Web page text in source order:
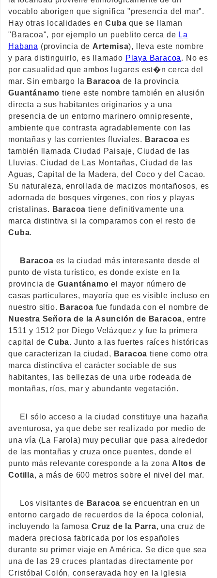
vocablo aborigen que significa "presencia del mar".
Hay otras localidades enCuba que se llaman
"Baracoa", por ejemplo un pueblito cerca de La
Habana (provincia de Artemisa), lleva este nombre
y para distinguirlo, es llamado Playa Baracoa. No es
por casualidad que ambos lugares est�n cerca del
mar. Sin embargo la Baracoa de la provincia
Guantánamo tiene este nombre también en alusión
directa a sus habitantes originarios y a una
presencia de un entorno marinero omnipresente,
ambiente que contrasta agradablemente con las
montañas y las corrientes fluviales. Baracoa es
también llamada Ciudad Paisaje, Ciudad de las
Lluvias, Ciudad de Las Montañas, Ciudad de las
Aguas, Capital de la Madera, del Coco y del Cacao.
Su naturaleza, enrollada de macizos montañosos, es
adornada de bosques vírgenes, con ríos y playas
cristalinas. Baracoa tiene definitivamente una
marca distintiva si la comparamos con el resto de
Cuba.
Baracoa es la ciudad más interesante desde el
punto de vista turístico, es donde existe en la
provincia de Guantánamo el mayor número de
casas particulares, mayoría que es visible incluso en
nuestro sitio. Baracoa fue fundada con el nombre de
Nuestra Señora de la Asunción de Baracoa, entre
1511 y 1512 por Diego Velázquez y fue la primera
capital deCuba. Junto a las fuertes raíces históricas
que caracterizan la ciudad, Baracoa tiene como otra
marca distinctiva el carácter sociable de sus
habitantes, las bellezas de una urbe rodeada de
montañas, ríos, mar y abundante vegetación.
El sólo acceso a la ciudad constituye una hazaña
aventurosa, ya que debe ser realizado por medio de
una vía (La Farola) muy peculiar que pasa alrededor
de las montañas y cruza once puentes, donde el
punto más relevante coresponde a la zona Altos de
Cotilla, a más de 600 metros sobre el nivel del mar.
Los visitantes de Baracoa se encuentran en un
entorno cargado de recuerdos de la época colonial,
incluyendo la famosaCruz de la Parra, una cruz de
madera preciosa fabricada por los españoles
durante su primer viaje en América. Se dice que sea
una de las 29 cruces plantadas directamente por
Cristóbal Colón, conseravada hoy en la Iglesia